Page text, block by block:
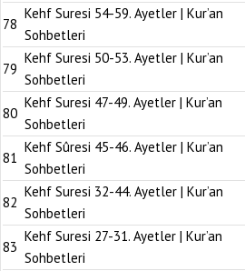
78
Kehf Suresi 54-59. Ayetler | Kur’an
Sohbetleri
79
Kehf Suresi 50-53. Ayetler | Kur’an
Sohbetleri
80
Kehf Suresi 47-49. Ayetler | Kur’an
Sohbetleri
81
Kehf Sûresi 45-46. Ayetler | Kur’an
Sohbetleri
82
Kehf Suresi 32-44. Ayetler | Kur’an
Sohbetleri
83
Kehf Suresi 27-31. Ayetler | Kur’an
Sohbetleri